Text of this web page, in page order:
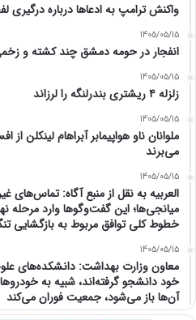
واکنش ترامپ به ادعاها درباره
1405/05/15
انفجار در حومه دمشق چند کشته و
1405/05/15
زلزله ۴ ریشتری بندرلنگه را لرزاند
1405/05/15
ملوانان ناو هواپیمابر آبراهام لینکلن
می‌برند
1405/05/15
العربیه به نقل از منبع آگاه: تماس‌های
میانجی‌ها؛ این گفت‌و‌گو‌ها وارد مرحله
خطوط کلی توافق مربوط به بازگشایی
1405/05/15
معاون وزارت بهداشت: دانشکده‌های
خود دانشجو گرفته‌اند، شبیه به
آن‌ها باز می‌شود، جمعیت فوران می‌کند